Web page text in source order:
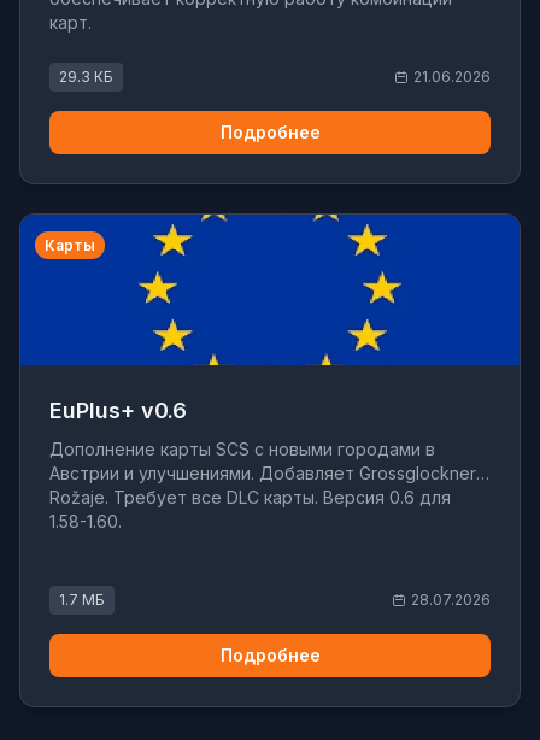
карт.
29.3 КБ 21.06.2026
Подробнее
Карты
EuPlus+ v0.6
Дополнение карты SCS с новыми городами в
Австрии и улучшениями. Добавляет Grossglockner и
Rožaje. Требует все DLC карты. Версия 0.6 для
1.58-1.60.
1.7 МБ 28.07.2026
Подробнее